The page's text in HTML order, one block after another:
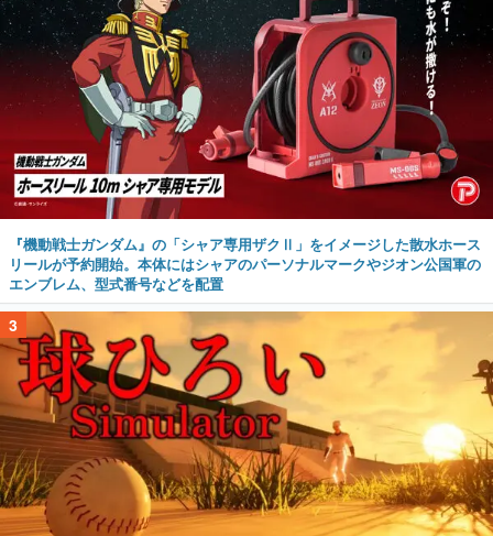
『機動戦士ガンダム』の「シャア専用ザクⅡ」をイメージした散水ホース
リールが予約開始。本体にはシャアのパーソナルマークやジオン公国軍の
エンブレム、型式番号などを配置
3